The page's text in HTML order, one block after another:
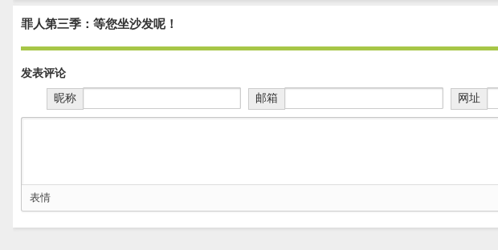
罪人第三季：等您坐沙发呢！
发表评论
昵称
邮箱 网址
表情